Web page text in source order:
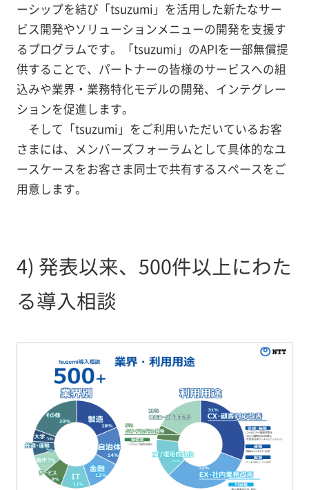
ーシップを結び「tsuzumi」を活用した新たなサー
ビス開発やソリューションメニューの開発を支援す
るプログラムです。「tsuzumi」のAPIを一部無償提
供することで、パートナーの皆様のサービスへの組
込みや業界・業務特化モデルの開発、インテグレー
ションを促進します。
そして「tsuzumi」をご利用いただいているお客
さまには、メンバーズフォーラムとして具体的なユ
ースケースをお客さま同士で共有するスペースをご
用意します。
4) 発表以来、500件以上にわた
る導入相談